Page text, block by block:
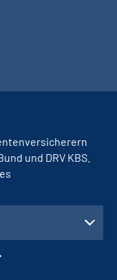
und DRV KBS.